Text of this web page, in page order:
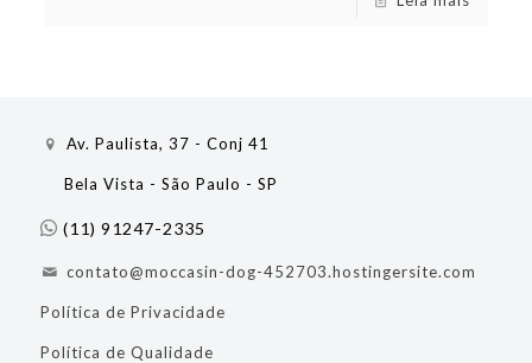
Av. Paulista, 37 - Conj 41
Bela Vista - São Paulo - SP
(11) 91247-2335
contato@moccasin-dog-452703.hostingersite.com
Política de Privacidade
Política de Qualidade